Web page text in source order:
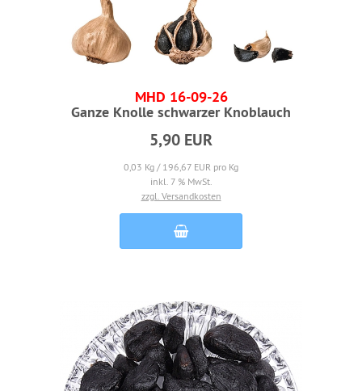
MHD 16-09-26
Ganze Knolle schwarzer Knoblauch
5,90 EUR
0,03 Kg / 196,67 EUR pro Kg
inkl. 7 % MwSt.
zzgl. Versandkosten